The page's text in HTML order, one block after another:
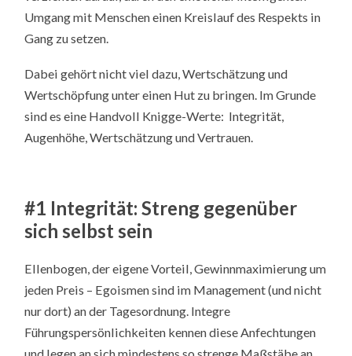
Umgang mit Menschen einen Kreislauf des Respekts in
Gang zu setzen.
Dabei gehört nicht viel dazu, Wertschätzung und
Wertschöpfung unter einen Hut zu bringen. Im Grunde
sind es eine Handvoll Knigge-Werte: Integrität,
Augenhöhe, Wertschätzung und Vertrauen.
#1 Integrität: Streng gegenüber
sich selbst sein
Ellenbogen, der eigene Vorteil, Gewinnmaximierung um
jeden Preis – Egoismen sind im Management (und nicht
nur dort) an der Tagesordnung. Integre
Führungspersönlichkeiten kennen diese Anfechtungen